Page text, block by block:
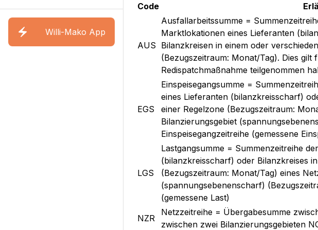
Willi-Mako App
Code
AUS
Ausfallarbeitssumme =
Marktlokationen eines Lieferanten
Bilanzkreisen in einem oder
(Bezugszeitraum: Monat/Tag). Dies
Redispatchmaßnahme teilgenommen
EGS
Einspeisegangsumme =
eines Lieferanten (bilanzkreisscharf)
einer Regelzone (Bezugszeitraum:
Bilanzierungsgebiet
Einspeisegangzeitreihe (gemessene
LGS
Lastgangsumme = Summenzeitreihe
(bilanzkreisscharf) oder Bilanzkreises
(Bezugszeitraum: Monat/Tag) eines
(spannungsebenenscharf)
(gemessene Last)
NZR
Netzzeitreihe = Übergabesumme
zwischen zwei Bilanzierungsgebieten